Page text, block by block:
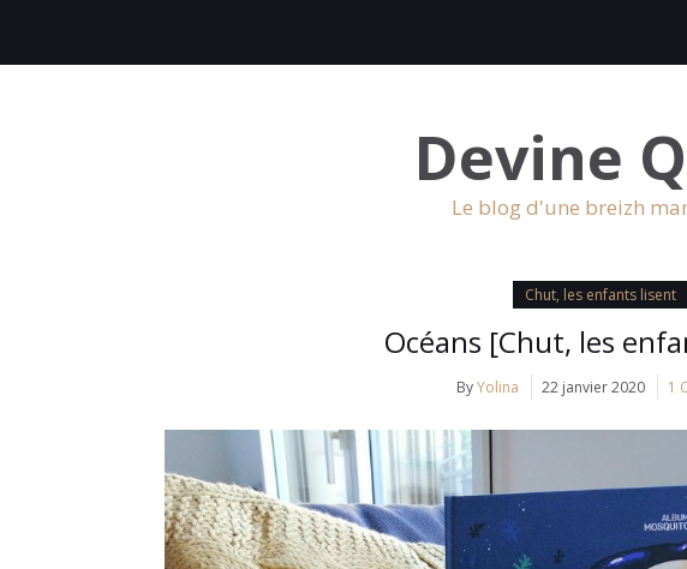
Devine
Le blog d'une breizh
Chut, les enfants lisent
Océans [Chut, les
ByYolina 22 janvier 2020 1